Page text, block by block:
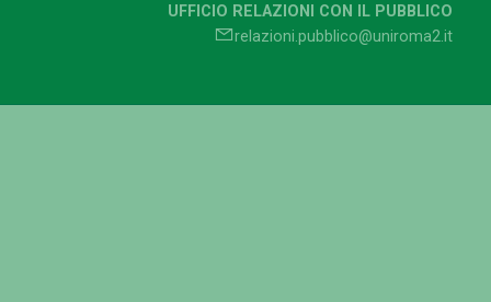
UFFICIO RELAZIONI CON IL PUBBLICO
relazioni.pubblico@uniroma2.it